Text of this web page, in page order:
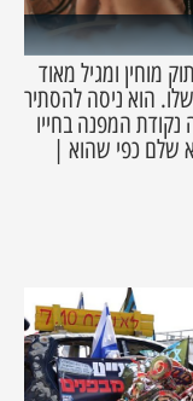
שיתוק מוחין ומגיל מאוד
הוא ניסה להסתיר
נקודת המפנה בחייו
שלם כפי שהוא |